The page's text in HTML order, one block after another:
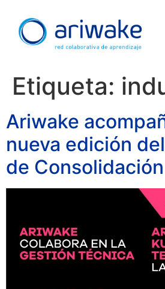
Etiqueta:
Ariwake
nueva edición
de